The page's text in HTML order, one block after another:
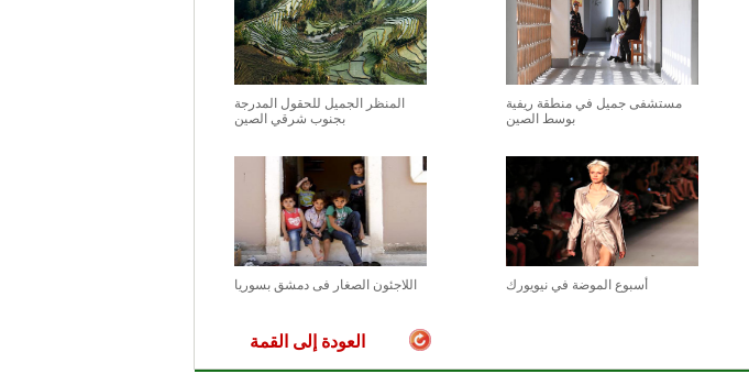
مستشفى جميل في منطقة ريفية
بوسط الصين
المنظر الجميل للحقول المدرجة
بجنوب شرقي الصين
أسبوع الموضة في نيويورك اللاجئون الصغار فى دمشق بسوريا
العودة إلى القمة